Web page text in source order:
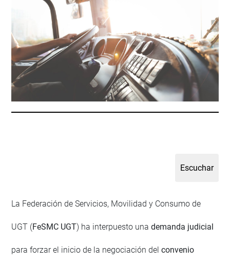
La Federación de Servicios, Movilidad y Consumo de
UGT (FeSMC UGT) ha interpuesto unademanda judicial
para forzar el inicio de la negociación delconvenio